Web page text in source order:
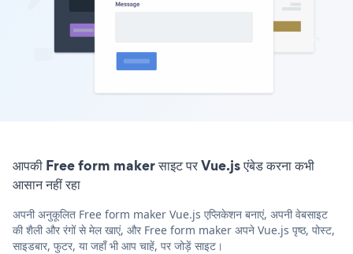
आपकी Free form maker साइट पर Vue.js एंबेड करना कभी
आसान नहीं रहा
अपनी अनुकूलित Free form maker Vue.js एप्लिकेशन बनाएं, अपनी वेबसाइट
की शैली और रंगों से मेल खाएं, और Free form maker अपने Vue.js पृष्ठ, पोस्ट,
साइडबार, फुटर, या जहाँ भी आप चाहें, पर जोड़ें साइट।